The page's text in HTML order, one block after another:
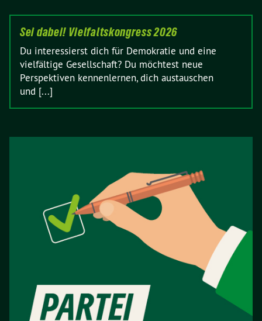
Sei dabei! Vielfaltskongress 2026
Du interessierst dich für Demokratie und eine
vielfältige Gesellschaft? Du möchtest neue
Perspektiven kennenlernen, dich austauschen
und [...]